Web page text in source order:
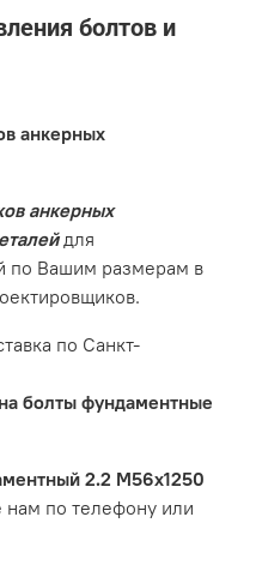
болтов и
анкерных
анкерных
для
по Вашим размерам в
по Санкт-
болты фундаментные
2.2 М56х1250
нам по телефону или